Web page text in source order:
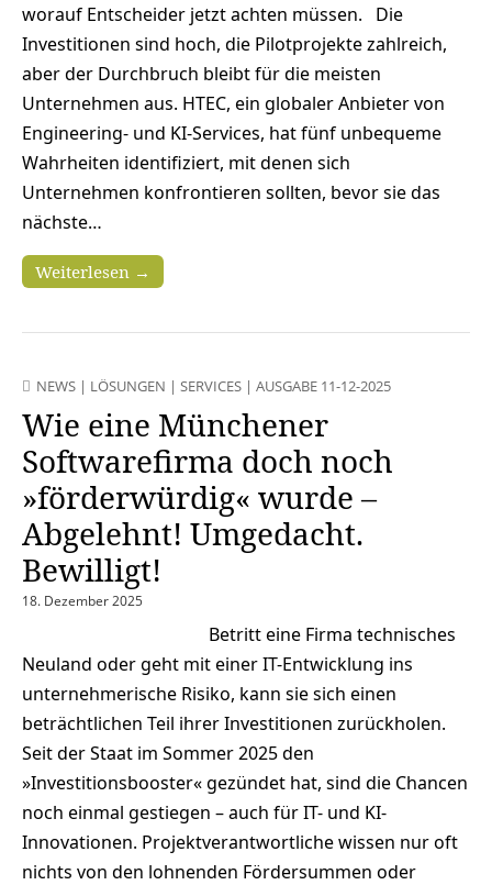
worauf Entscheider jetzt achten müssen. Die
Investitionen sind hoch, die Pilotprojekte zahlreich,
aber der Durchbruch bleibt für die meisten
Unternehmen aus. HTEC, ein globaler Anbieter von
Engineering- und KI-Services, hat fünf unbequeme
Wahrheiten identifiziert, mit denen sich
Unternehmen konfrontieren sollten, bevor sie das
nächste…
Weiterlesen →
NEWS | LÖSUNGEN | SERVICES | AUSGABE 11-12-2025
Wie eine Münchener
Softwarefirma doch noch
»förderwürdig« wurde –
Abgelehnt! Umgedacht.
Bewilligt!
18. Dezember 2025
Betritt eine Firma technisches
Neuland oder geht mit einer IT-Entwicklung ins
unternehmerische Risiko, kann sie sich einen
beträchtlichen Teil ihrer Investitionen zurückholen.
Seit der Staat im Sommer 2025 den
»Investitionsbooster« gezündet hat, sind die Chancen
noch einmal gestiegen – auch für IT- und KI-
Innovationen. Projektverantwortliche wissen nur oft
nichts von den lohnenden Fördersummen oder